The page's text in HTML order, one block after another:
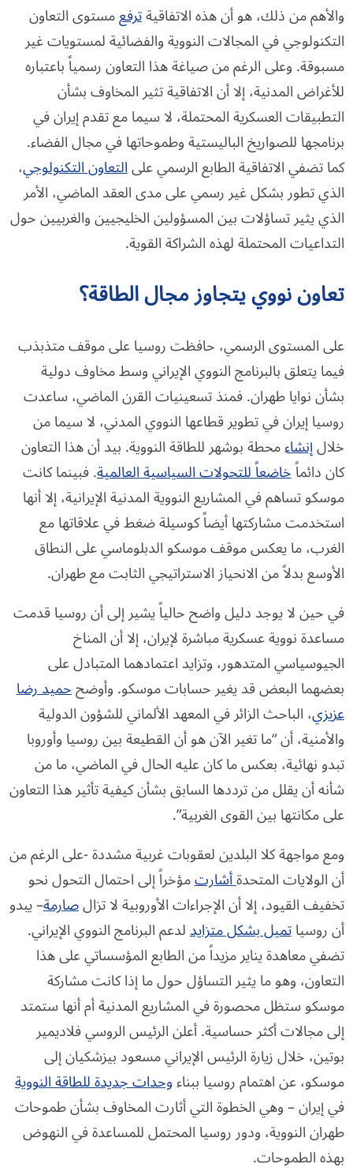
والأهم من ذلك، هو أن هذه الاتفاقيةترفعمستوى التعاون
التكنولوجي في المجالات النووية والفضائية لمستويات غير
مسبوقة. وعلى الرغم من صياغة هذا التعاون رسمياً باعتباره
للأغراض المدنية، إلا أن الاتفاقية تثير المخاوف بشأن
التطبيقات العسكرية المحتملة، لا سيما مع تقدم إيران في
برنامجها للصواريخ الباليستية وطموحاتها في مجال الفضاء.
كما تضفي الاتفاقية الطابع الرسمي علىالتعاون التكنولوجي،
الذي تطور بشكل غير رسمي على مدى العقد الماضي، الأمر
الذي يثير تساؤلات بين المسؤولين الخليجيين والغربيين حول
التداعيات المحتملة لهذه الشراكة القوية.
تعاون نووي يتجاوز مجال الطاقة؟
على المستوى الرسمي، حافظت روسيا على موقف متذبذب
فيما يتعلق بالبرنامج النووي الإيراني وسط مخاوف دولية
بشأن نوايا طهران. فمنذ تسعينيات القرن الماضي، ساعدت
روسيا إيران في تطوير قطاعها النووي المدني، لا سيما من
خلالإنشاءمحطة بوشهر للطاقة النووية. بيد أن هذا التعاون
كان دائماًخاضعاً للتحولات السياسية العالمية. فبينما كانت
موسكو تساهم في المشاريع النووية المدنية الإيرانية، إلا أنها
استخدمت مشاركتها أيضاً كوسيلة ضغط في علاقاتها مع
الغرب، ما يعكس موقف موسكو الدبلوماسي على النطاق
الأوسع بدلاً من الانحياز الاستراتيجي الثابت مع طهران.
في حين لا يوجد دليل واضح حالياً يشير إلى أن روسيا قدمت
مساعدة نووية عسكرية مباشرة لإيران، إلا أن المناخ
الجيوسياسي المتدهور، وتزايد اعتمادهما المتبادل على
بعضهما البعض قد يغير حسابات موسكو. وأوضححميد رضا
عزيزي، الباحث الزائر في المعهد الألماني للشؤون الدولية
والأمنية، أن “ما تغير الآن هو أن القطيعة بين روسيا وأوروبا
تبدو نهائية، بعكس ما كان عليه الحال في الماضي، ما من
شأنه أن يقلل من ترددها السابق بشأن كيفية تأثير هذا التعاون
على مكانتها بين القوى الغربية”.
ومع مواجهة كلا البلدين لعقوبات غربية مشددة -على الرغم من
أن الولايات المتحدةأشارتمؤخراً إلى احتمال التحول نحو
تخفيف القيود، إلا أن الإجراءات الأوروبية لا تزالصارمة– يبدو
أن روسياتميل بشكل متزايدلدعم البرنامج النووي الإيراني.
تضفي معاهدة يناير مزيداً من الطابع المؤسساتي على هذا
التعاون، وهو ما يثير التساؤل حول ما إذا كانت مشاركة
موسكو ستظل محصورة في المشاريع المدنية أم أنها ستمتد
إلى مجالات أكثر حساسية. أعلن الرئيس الروسي فلاديمير
بوتين، خلال زيارة الرئيس الإيراني مسعود بيزشكيان إلى
موسكو، عن اهتمام روسيا ببناءوحدات جديدة للطاقة النووية
في إيران – وهي الخطوة التي أثارت المخاوف بشأن طموحات
طهران النووية، ودور روسيا المحتمل للمساعدة في النهوض
بهذه الطموحات.